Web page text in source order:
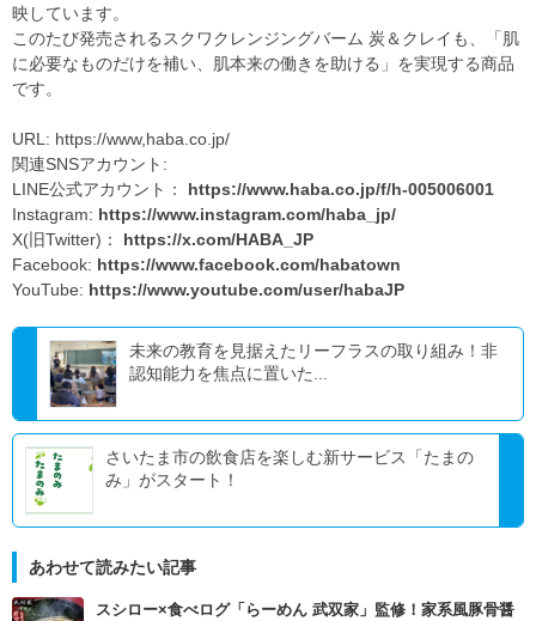
映しています。
このたび発売されるスクワクレンジングバーム 炭＆クレイも、「肌
に必要なものだけを補い、肌本来の働きを助ける」を実現する商品
です。
URL: https://www,haba.co.jp/
関連SNSアカウント:
LINE公式アカウント： https://www.haba.co.jp/f/h-005006001
Instagram: https://www.instagram.com/haba_jp/
X(旧Twitter)： https://x.com/HABA_JP
Facebook: https://www.facebook.com/habatown
YouTube: https://www.youtube.com/user/habaJP
未来の教育を見据えたリーフラスの取り組み！非
認知能力を焦点に置いた...
さいたま市の飲食店を楽しむ新サービス「たまの
み」がスタート！
あわせて読みたい記事
スシロー×食べログ「らーめん 武双家」監修！家系風豚骨醤